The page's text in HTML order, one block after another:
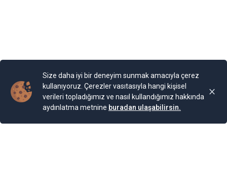
Yenigun
Size daha iyi bir deneyim sunmak amacıyla çerez
kullanıyoruz. Çerezler vasıtasıyla hangi kişisel
verileri topladığımız ve nasıl kullandığımız hakkında
aydınlatma metnine buradan ulaşabilirsin.